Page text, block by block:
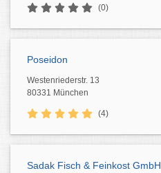
(0)
Poseidon
Westenriederstr. 13
80331 München
(4)
Sadak Fisch & Feinkost GmbH